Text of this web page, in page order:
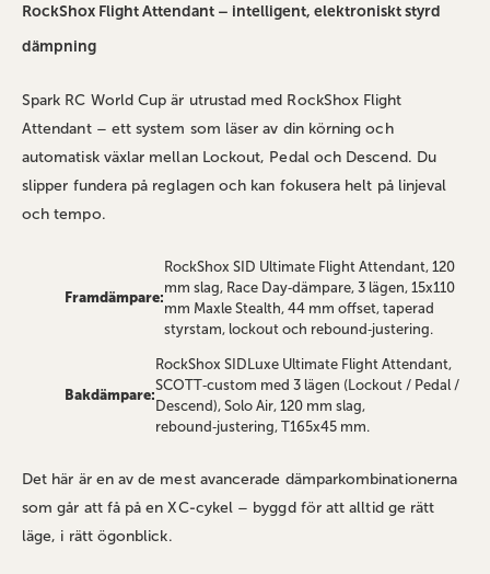
RockShox Flight Attendant – intelligent, elektroniskt styrd
dämpning
Spark RC World Cup är utrustad med RockShox Flight
Attendant – ett system som läser av din körning och
automatisk växlar mellan Lockout, Pedal och Descend. Du
slipper fundera på reglagen och kan fokusera helt på linjeval
och tempo.
Framdämpare:
RockShox SID Ultimate Flight Attendant, 120
mm slag, Race Day‑dämpare, 3 lägen, 15x110
mm Maxle Stealth, 44 mm offset, taperad
styrstam, lockout och rebound‑justering.
Bakdämpare:
RockShox SIDLuxe Ultimate Flight Attendant,
SCOTT‑custom med 3 lägen (Lockout / Pedal /
Descend), Solo Air, 120 mm slag,
rebound‑justering, T165x45 mm.
Det här är en av de mest avancerade dämparkombinationerna
som går att få på en XC‑cykel – byggd för att alltid ge rätt
läge, i rätt ögonblick.